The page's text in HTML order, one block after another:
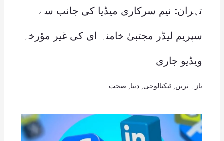
تہران: نیم سرکاری میڈیا کی جانب سے
سپریم لیڈر مجتبیٰ خامنہ ای کی غیر مؤرخہ
ویڈیو جاری
تازہ ترین ٹیکنالوجی دنیا صحت